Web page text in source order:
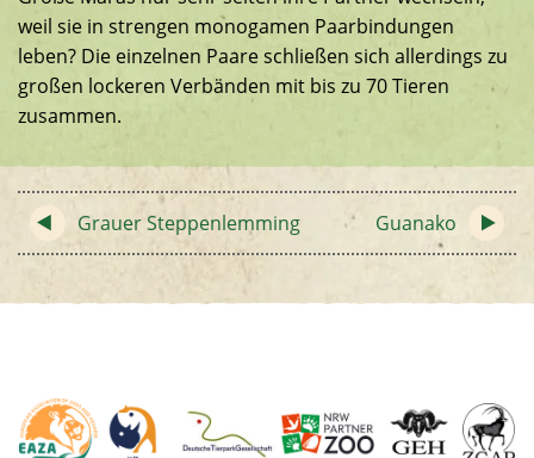
weil sie in strengen monogamen Paarbindungen
leben? Die einzelnen Paare schließen sich allerdings zu
großen lockeren Verbänden mit bis zu 70 Tieren
zusammen.
Grauer Steppenlemming Guanako